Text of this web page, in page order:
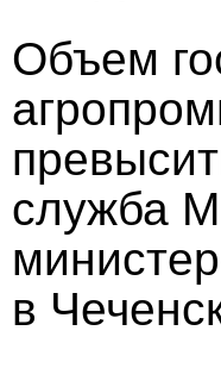
Объем
служба
в